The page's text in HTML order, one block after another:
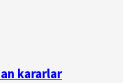
kararlar